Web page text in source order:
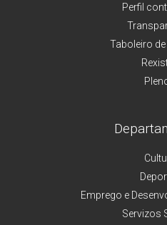
Perfil
Taboleiro
Emprego e
Servizos